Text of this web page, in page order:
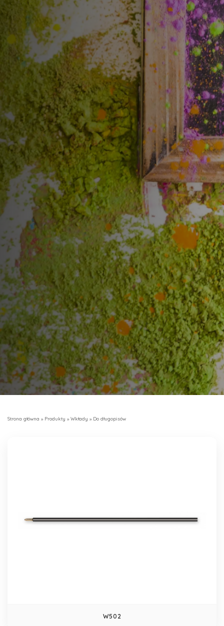
Strona główna » Produkty » Wkłady » Do długopisów
W502